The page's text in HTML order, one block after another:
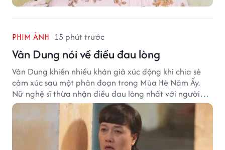
PHIM ẢNH 15 phút trước
Vân Dung nói về điều đau lòng
Vân Dung khiến nhiều khán giả xúc động khi chia sẻ
cảm xúc sau một phân đoạn trong Mùa Hè Năm Ấy.
Nữ nghệ sĩ thừa nhận điều đau lòng nhất với người
mẹ không phải sự nghèo khó, mà là khi các con phải
chứng kiến những tổn thương trong chính ngôi nhà